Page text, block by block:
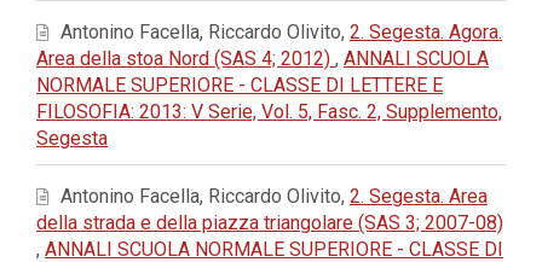
Antonino Facella, Riccardo Olivito, 2. Segesta. Agora.
Area della stoa Nord (SAS 4; 2012) , ANNALI SCUOLA
NORMALE SUPERIORE - CLASSE DI LETTERE E
FILOSOFIA: 2013: V Serie, Vol. 5, Fasc. 2, Supplemento,
Segesta
Antonino Facella, Riccardo Olivito, 2. Segesta. Area
della strada e della piazza triangolare (SAS 3; 2007-08)
, ANNALI SCUOLA NORMALE SUPERIORE - CLASSE DI